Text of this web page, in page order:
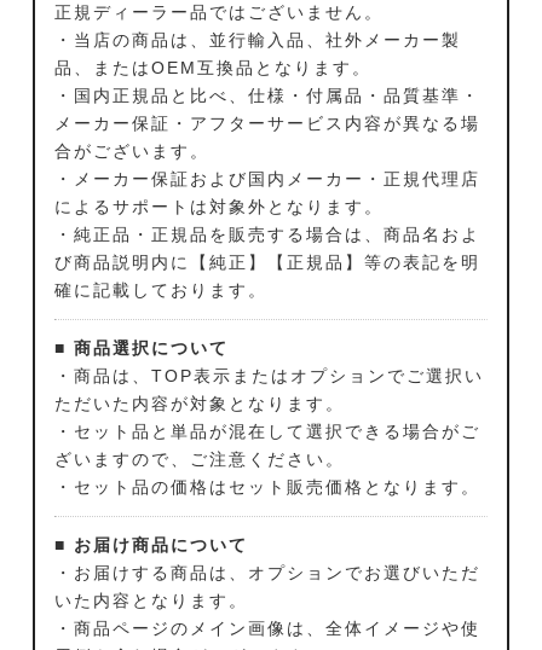
正規ディーラー品ではございません。
・当店の商品は、並行輸入品、社外メーカー製
品、またはOEM互換品となります。
・国内正規品と比べ、仕様・付属品・品質基準・
メーカー保証・アフターサービス内容が異なる場
合がございます。
・メーカー保証および国内メーカー・正規代理店
によるサポートは対象外となります。
・純正品・正規品を販売する場合は、商品名およ
び商品説明内に【純正】【正規品】等の表記を明
確に記載しております。
■ 商品選択について
・商品は、TOP表示またはオプションでご選択い
ただいた内容が対象となります。
・セット品と単品が混在して選択できる場合がご
ざいますので、ご注意ください。
・セット品の価格はセット販売価格となります。
■ お届け商品について
・お届けする商品は、オプションでお選びいただ
いた内容となります。
・商品ページのメイン画像は、全体イメージや使